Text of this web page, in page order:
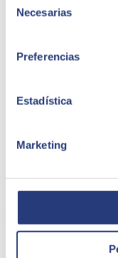
Necesarias
Preferencias
Estadística
Marketing
QUI NOUS SOMMES